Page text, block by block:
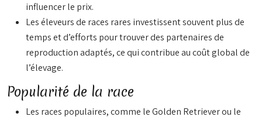
influencer le prix.
Les éleveurs de races rares investissent souvent plus de
temps et d’efforts pour trouver des partenaires de
reproduction adaptés, ce qui contribue au coût global de
l’élevage.
Popularité de la race
Les races populaires, comme le Golden Retriever ou le